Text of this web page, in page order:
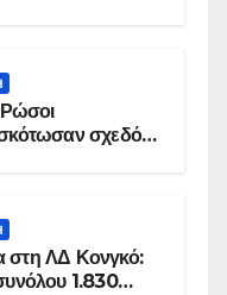
Ρώσοι
σχεδόν
στη ΛΔ Κονγκό:
1.830